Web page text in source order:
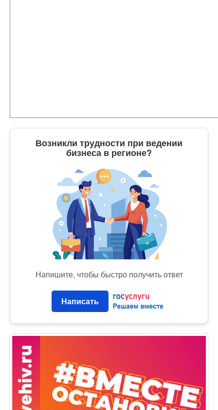
Возникли трудности при ведении
бизнеса в регионе?
Напишите, чтобы быстро получить ответ
Написать